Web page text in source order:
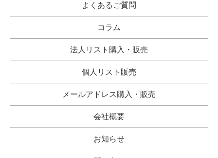
よくあるご質問
コラム
法人リスト購入・販売
個人リスト販売
メールアドレス購入・販売
会社概要
お知らせ